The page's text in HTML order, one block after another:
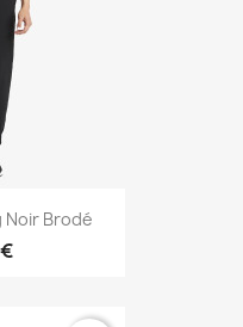
Noir Brodé